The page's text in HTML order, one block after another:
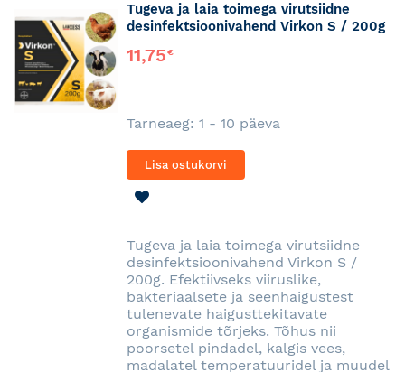
Tugeva ja laia toimega virutsiidne
desinfektsioonivahend Virkon S / 200g
11,75€
Tarneaeg: 1 - 10 päeva
Lisa ostukorvi
Tugeva ja laia toimega virutsiidne
desinfektsioonivahend Virkon S /
200g. Efektiivseks viiruslike,
bakteriaalsete ja seenhaigustest
tulenevate haigusttekitavate
organismide tõrjeks. Tõhus nii
poorsetel pindadel, kalgis vees,
madalatel temperatuuridel ja muudel